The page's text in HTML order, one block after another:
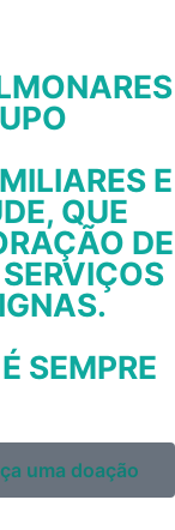
E
QUE
DE
SEMPRE
uma doação